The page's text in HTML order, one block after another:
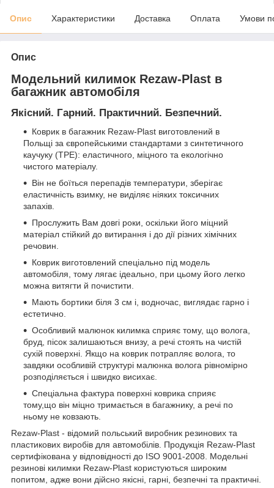
Опис Характеристики Доставка Оплата Умови
Опис
Модельний килимок Rezaw-Plast в
багажник автомобіля
Якісний. Гарний. Практичний. Безпечний.
Коврик в багажник Rezaw-Plast виготовлений в
Польщі за європейськими стандартами з синтетичного
каучуку (ТРЕ): еластичного, міцного та екологічно
чистого матеріалу.
Він не боїться перепадів температури, зберігає
еластичність взимку, не виділяє ніяких токсичних
запахів.
Прослужить Вам довгі роки, оскільки його міцний
матеріал стійкий до витирання і до дії різних хімічних
речовин.
Коврик виготовлений спеціально під модель
автомобіля, тому лягає ідеально, при цьому його легко
можна витягти й почистити.
Мають бортики біля 3 см і, водночас, виглядає гарно і
естетично.
Особливий малюнок килимка сприяє тому, що волога,
бруд, пісок залишаються внизу, а речі стоять на чистій
сухій поверхні. Якщо на коврик потрапляє волога, то
завдяки особливій структурі малюнка волога рівномірно
розподіляється і швидко висихає.
Спеціальна фактура поверхні коврика сприяє
тому,що він міцно тримається в багажнику, а речі по
ньому не ковзають.
Rezaw-Plast - відомий польський виробник резинових та
пластикових виробів для автомобілів. Продукція Rezaw-Plast
сертифікована у відповідності до ISO 9001-2008. Модельні
резинові килимки Rezaw-Plast користуються широким
попитом, адже вони дійсно якісні, гарні, безпечні та практичні.